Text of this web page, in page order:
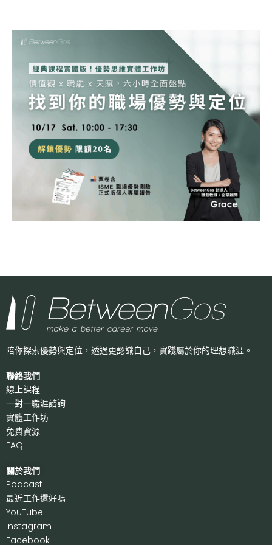
陪你探索優勢與定位，透過更認識自己， 實踐屬於你的理想職涯。
聯絡我們
線上課程
一對一職涯諮詢
實體工作坊
免費資源
FAQ
關於我們
Podcast
最近工作還好嗎
YouTube
Instagram
Facebook